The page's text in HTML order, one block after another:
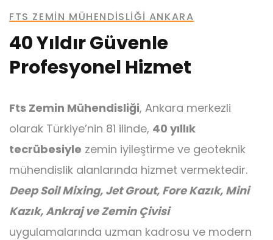
Fore Kazık
Ankraj
Mini Kazık
FTS ZEMIN MÜHENDISLIĞI ANKARA
40 Yıldır Güvenle
Profesyonel Hizmet
Fts Zemin Mühendisliği, Ankara merkezli
olarak Türkiye’nin 81 ilinde, 40 yıllık
tecrübesiyle zemin iyileştirme ve geoteknik
mühendislik alanlarında hizmet vermektedir.
Deep Soil Mixing, Jet Grout, Fore Kazık, Mini
Kazık, Ankraj ve Zemin Çivisi
uygulamalarında uzman kadrosu ve modern